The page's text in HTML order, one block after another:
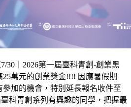
30｜2026第一屆臺科青創-創業黑
萬元的創業獎金!!!! 因應暑假期
參加的機會，特別延長報名收件至
科青創系列有興趣的同學，把握最